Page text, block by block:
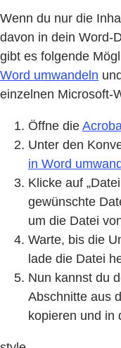
Wenn du nur die
davon in dein Word-
gibt es folgende
Word umwandeln
einzelnen Microsoft-
Öffne die
Unter den
in Word
Klicke auf
gewünschte
um die Datei
Warte, bis die
lade die Datei
Nun kannst du
Abschnitte aus
kopieren und in